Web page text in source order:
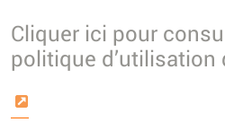
Cliquer ici pour
politique d’utilisation